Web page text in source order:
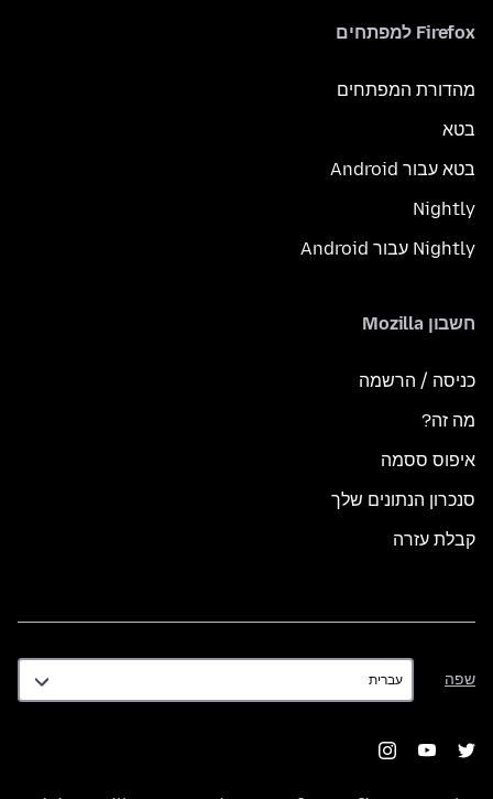
Firefox למפתחים
מהדורת המפתחים
בטא
בטא עבור Android
Nightly
Nightly עבור Android
חשבון Mozilla
כניסה / הרשמה
מה זה?
איפוס ססמה
סנכרון הנתונים שלך
קבלת עזרה
שפה
שפה